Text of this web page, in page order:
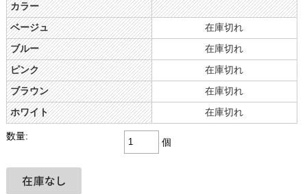
カラー
ベージュ 在庫切れ
ブルー 在庫切れ
ピンク 在庫切れ
ブラウン 在庫切れ
ホワイト 在庫切れ
数量:
個